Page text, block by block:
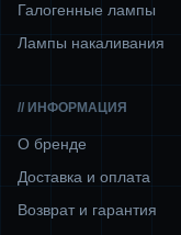
Галогенные лампы
Лампы накаливания
// ИНФОРМАЦИЯ
О бренде
Доставка и оплата
Возврат и гарантия